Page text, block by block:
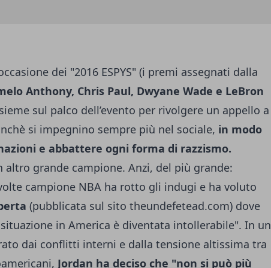
dei "2016 ESPYS" (i premi assegnati dalla
Anthony, Chris Paul, Dwyane Wade e LeBron
sul palco dell’evento per rivolgere un appello a
si impegnino sempre più nel sociale, in modo
e abbattere ogni forma di razzismo.
grande campione. Anzi, del più grande:
campione NBA ha rotto gli indugi e ha voluto
(pubblicata sul sito theundefetead.com) dove
in America è diventata intollerabile". In un
dai conflitti interni e dalla tensione altissima tra
Jordan ha deciso che "non si può più